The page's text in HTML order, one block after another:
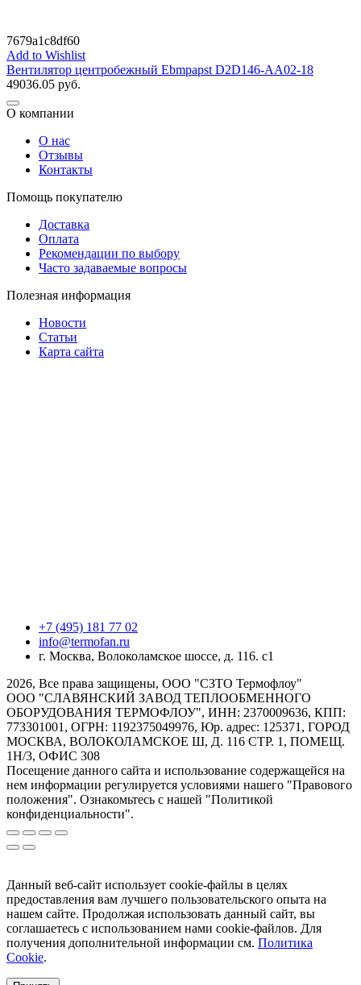
7679a1c8df60
Add to Wishlist
Вентилятор центробежный Ebmpapst D2D146-AA02-18
49036.05 руб.
О компании
О нас
Отзывы
Контакты
Помощь покупателю
Доставка
Оплата
Рекомендации по выбору
Часто задаваемые вопросы
Полезная информация
Новости
Статьи
Карта сайта
+7 (495) 181 77 02
info@termofan.ru
г. Москва, Волоколамское шоссе, д. 116. с1
2026, Все права защищены, ООО "СЗТО Термофлоу"
ООО "СЛАВЯНСКИЙ ЗАВОД ТЕПЛООБМЕННОГО
ОБОРУДОВАНИЯ ТЕРМОФЛОУ", ИНН: 2370009636, КПП:
773301001, ОГРН: 1192375049976, Юр. адрес: 125371, ГОРОД
МОСКВА, ВОЛОКОЛАМСКОЕ Ш, Д. 116 СТР. 1, ПОМЕЩ.
1Н/3, ОФИС 308
Посещение данного сайта и использование содержащейся на
нем информации регулируется условиями нашего "Правового
положения". Ознакомьтесь с нашей "Политикой
конфиденциальности".
Данный веб-сайт использует cookie-файлы в целях
предоставления вам лучшего пользовательского опыта на
нашем сайте. Продолжая использовать данный сайт, вы
соглашаетесь с использованием нами cookie-файлов. Для
получения дополнительной информации см. Политика
Cookie.